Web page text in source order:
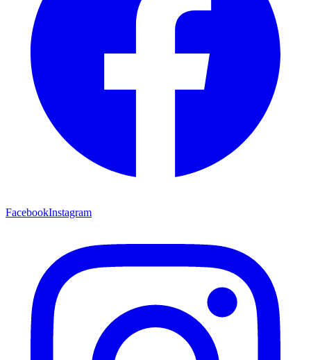
FacebookInstagram